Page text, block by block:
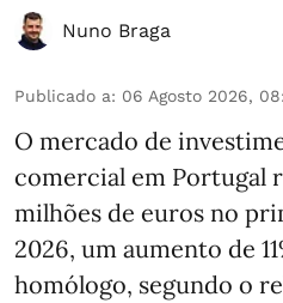
Nuno Braga
Publicado a: 06 Agosto 2026,
O mercado de
comercial em Portugal
milhões de euros no
2026, um aumento de
homólogo, segundo o